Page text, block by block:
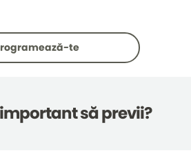
te
important să previi?